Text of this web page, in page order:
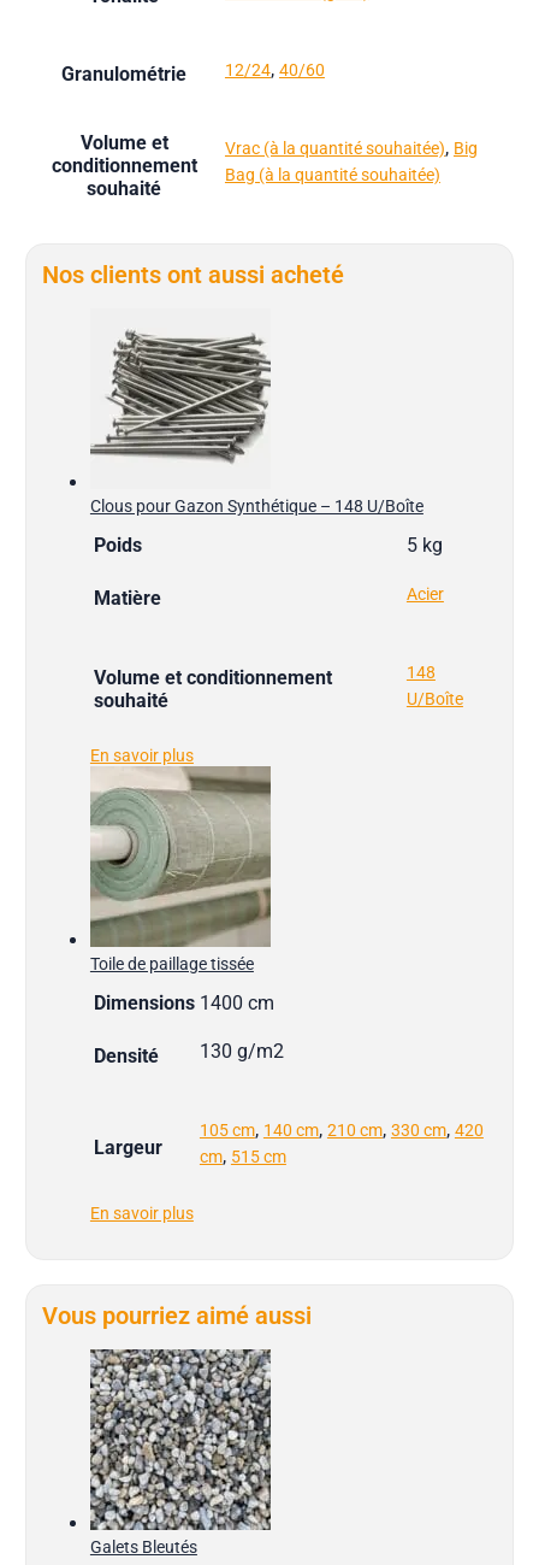
Granulométrie 12/24, 40/60
Volume et
conditionnement
souhaité
Vrac (à la quantité souhaitée), Big
Bag (à la quantité souhaitée)
Nos clients ont aussi acheté
Clous pour Gazon Synthétique – 148 U/Boîte
Poids 5 kg
Matière Acier
Volume et conditionnement
souhaité
148
U/Boîte
En savoir plus
Toile de paillage tissée
Dimensions 1400 cm
Densité 130 g/m2
Largeur
105 cm, 140 cm, 210 cm, 330 cm, 420
cm, 515 cm
En savoir plus
Vous pourriez aimé aussi
Galets Bleutés